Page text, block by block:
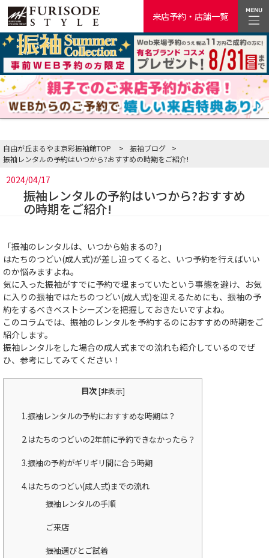
来店予約・店舗一覧
自由が丘まるやま京彩振袖館TOP > 振袖ブログ
>
振袖レンタルの予約はいつから?おすすめの時期をご紹介!
2024/04/17
振袖レンタルの予約はいつから?おすすめ
の時期をご紹介!
「振袖のレンタルは、いつから始まるの?」
はたちのつどい(成人式)が差し迫ってくると、いつ予約を行えばいい
のか悩みますよね。
気に入った振袖がすでに予約で埋まっていたという事態を避け、お気
に入りの振袖ではたちのつどい(成人式)を迎えるためにも、振袖の予
約をするべきベストシーズンを把握しておきたいですよね。
このコラムでは、振袖のレンタルを予約するのにおすすめの時期をご
紹介します。
振袖レンタルをした場合の成人式までの流れも紹介しているのでぜ
ひ、参考にしてみてください！
目次 [非表示]
1.振袖レンタルの予約におすすめな時期は？
2.はたちのつどいの2年前に予約できなかったら？
3.振袖の予約がギリギリ間に合う時期
4.はたちのつどい(成人式)までの流れ
振袖レンタルの手順
ご来店
振袖選びとご試着